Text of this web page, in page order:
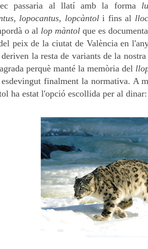
passaria al llatí amb la forma
, lopocantus, lopcàntoli fins al
o al lop màntol que es
peix de la ciutat de València en
deriven la resta de variants de la
perquè manté la memòria del
finalment la normativa. A
ha estat l'opció escollida per al